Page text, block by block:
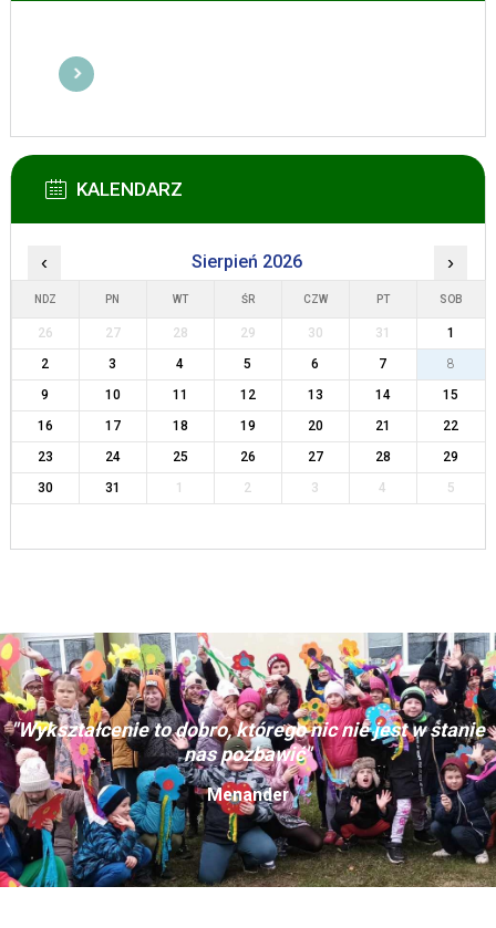
KALENDARZ
‹ Sierpień 2026 ›
NDZ PN WT ŚR CZW PT SOB
26 27 28 29 30 31
1
2
3 4 5 6 7
8
9
10 11 12 13 14
15
16
17 18 19 20 21
22
23
24 25 26 27 28
29
30
31 1 2 3 4 5
"Wykształcenie to dobro, którego nic nie jest w stanie
nas pozbawić"
Menander